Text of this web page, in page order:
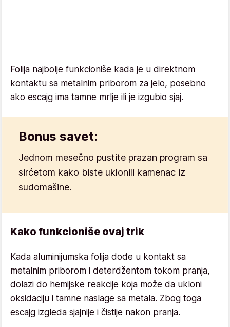
Folija najbolje funkcioniše kada je u direktnom
kontaktu sa metalnim priborom za jelo, posebno
ako escajg ima tamne mrlje ili je izgubio sjaj.
Bonus savet:
Jednom mesečno pustite prazan program sa
sirćetom kako biste uklonili kamenac iz
sudomašine.
Kako funkcioniše ovaj trik
Kada aluminijumska folija dođe u kontakt sa
metalnim priborom i deterdžentom tokom pranja,
dolazi do hemijske reakcije koja može da ukloni
oksidaciju i tamne naslage sa metala. Zbog toga
escajg izgleda sjajnije i čistije nakon pranja.